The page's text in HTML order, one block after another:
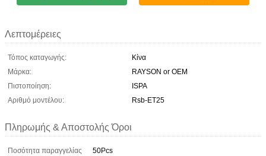
Λεπτομέρειες
Τόπος καταγωγής:
Κίνα
Μάρκα:
RAYSON or OEM
Πιστοποίηση:
ISPA
Αριθμό μοντέλου:
Rsb-ET25
Πληρωμής & Αποστολής Όροι
Ποσότητα παραγγελίας
50Pcs